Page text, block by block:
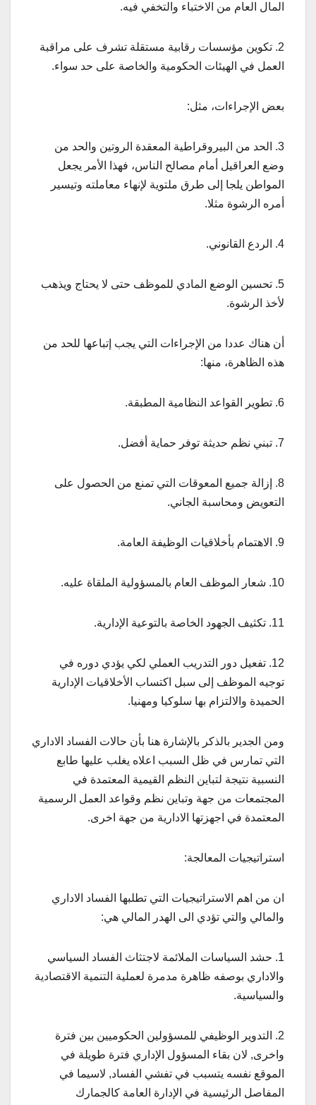
المال العام من الاختباء والتخفي فيه.
2. تكوين مؤسسات رقابية مستقلة تشرف على مراقبة
العمل في الهيئات الحكومية والخاصة على حد سواء.
بعض الإجراءات، مثل:
3. الحد من البيروقراطية المعقدة الروتين والحد من
وضع العراقيل أمام مصالح الناس، فهذا الأمر يجعل
المواطن يلجا إلى طرق ملتوية لإنهاء معاملته وتيسير
أمره الرشوة مثلا.
4. الردع القانوني.
5. تحسين الوضع المادي للموظف حتى لا يحتاج ويذهب
لأخذ الرشوة.
أن هناك عددا من الإجراءات التي يجب إتباعها للحد من
هذه الظاهرة، منها:
6. تطوير القواعد النظامية المطبقة.
7. تبني نظم حديثة توفر حماية أفضل.
8. إزالة جميع المعوقات التي تمنع من الحصول على
التعويض ومحاسبة الجاني.
9. الاهتمام بأخلاقيات الوظيفة العامة.
10. شعار الموظف العام بالمسؤولية الملقاة عليه.
11. تكثيف الجهود الخاصة بالتوعية الإدارية.
12. تفعيل دور التدريب العملي لكي يؤدي دوره في
توجيه الموظف إلى سبل اكتساب الأخلاقيات الإدارية
الحميدة والالتزام بها سلوكيا ومهنيا.
ومن الجدير بالذكر بالإشارة هنا بأن حالات الفساد الاداري
التي تمارس في ظل السبب اعلاه يغلب عليها طابع
النسبية نتيجة لتباين النظم القيمية المعتمدة في
المجتمعات من جهة وتباين نظم وقواعد العمل الرسمية
المعتمدة في اجهزتها الادارية من جهة اخرى.
استراتيجيات المعالجة:
ان من اهم الاستراتيجيات التي تطلبها الفساد الاداري
والمالي والتي تؤدي الى الهدر المالي هي:
1. حشد السياسات الملائمة لاجتثاث الفساد السياسي
والاداري بوصفه ظاهرة مدمرة لعملية التنمية الاقتصادية
والسياسية.
2. التدوير الوظيفي للمسؤولين الحكوميين بين فترة
واخرى, لان بقاء المسؤول الإداري فترة طويلة في
الموقع نفسه يتسبب في تفشي الفساد, لاسيما في
المفاصل الرئيسية في الإدارة العامة كالجمارك